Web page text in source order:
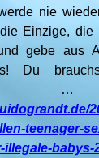
nie
Einzige, die
gebe aus
Du
teenager-
babys-